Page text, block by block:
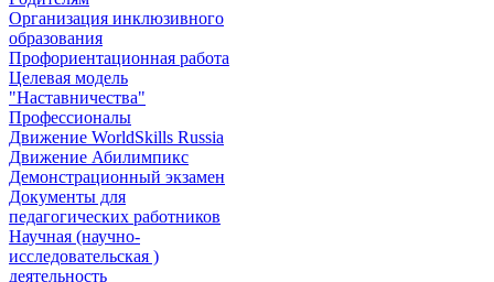
Организация инклюзивного
образования
Профориентационная работа
Целевая модель
"Наставничества"
Профессионалы
Движение WorldSkills Russia
Движение Абилимпикс
Демонстрационный экзамен
Документы для
педагогических работников
Научная (научно-
исследовательская )
деятельность